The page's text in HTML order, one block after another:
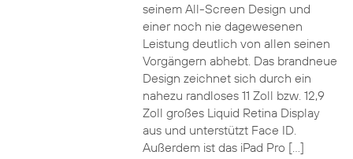
seinem All-Screen Design und
einer noch nie dagewesenen
Leistung deutlich von allen seinen
Vorgängern abhebt. Das brandneue
Design zeichnet sich durch ein
nahezu randloses 11 Zoll bzw. 12,9
Zoll großes Liquid Retina Display
aus und unterstützt Face ID.
Außerdem ist das iPad Pro […]